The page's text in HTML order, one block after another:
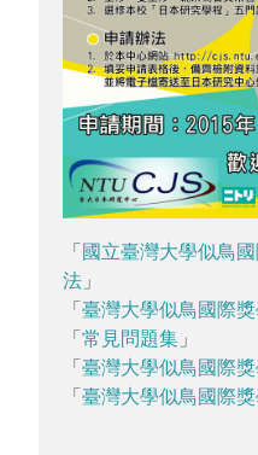
「 國立臺灣大學似鳥
法 」
「 臺灣大學似鳥國際
「 常見問題集 」
「 臺灣大學似鳥國際獎
「 臺灣大學似鳥國際獎